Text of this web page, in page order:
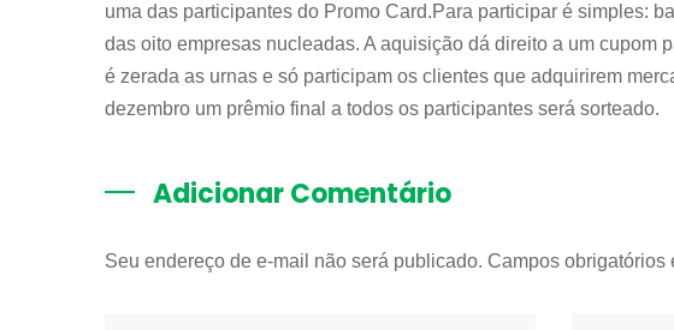
uma das participantes do Promo Card.Para participar é simples:
das oito empresas nucleadas. A aquisição dá direito a um cupom
é zerada as urnas e só participam os clientes que adquirirem
dezembro um prêmio final a todos os participantes será sorteado.
Adicionar Comentário
Seu endereço de e-mail não será publicado. Campos obrigatórios